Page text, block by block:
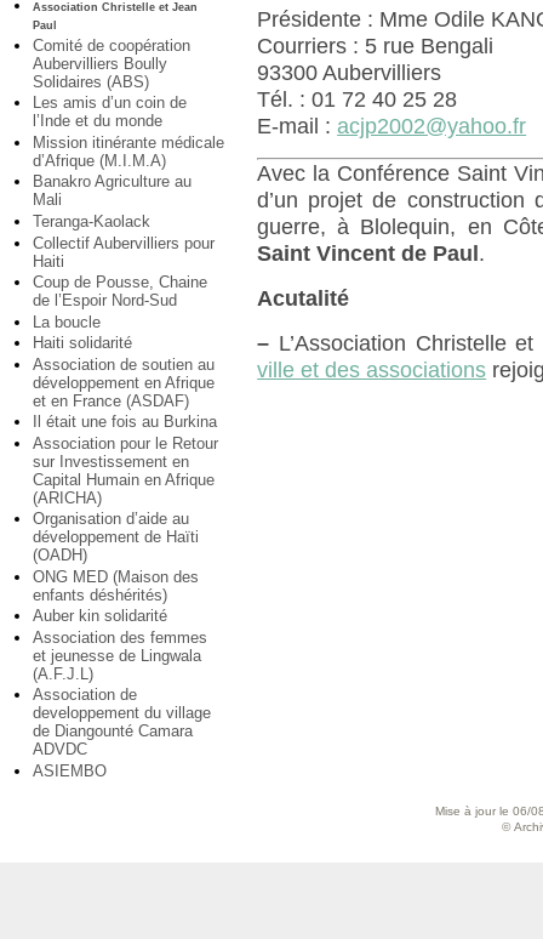
Association Christelle et Jean
Paul
Comité de coopération
Aubervilliers Boully
Solidaires (ABS)
Les amis d’un coin de
l’Inde et du monde
Mission itinérante médicale
d’Afrique (M.I.M.A)
Banakro Agriculture au
Mali
Teranga-Kaolack
Collectif Aubervilliers pour
Haiti
Coup de Pousse, Chaine
de l’Espoir Nord-Sud
La boucle
Haiti solidarité
Association de soutien au
développement en Afrique
et en France (ASDAF)
Il était une fois au Burkina
Association pour le Retour
sur Investissement en
Capital Humain en Afrique
(ARICHA)
Organisation d’aide au
développement de Haïti
(OADH)
ONG MED (Maison des
enfants déshérités)
Auber kin solidarité
Association des femmes
et jeunesse de Lingwala
(A.F.J.L)
Association de
developpement du village
de Diangounté Camara
ADVDC
ASIEMBO
Présidente : Mme Odile
Courriers : 5 rue Bengali
93300 Aubervilliers
Tél. : 01 72 40 25 28
E-mail :acjp2002@yahoo.fr
Avec la Conférence Saint
d’un projet de construction
guerre, à Blolequin, en
Saint Vincent de Paul .
Acutalité
– L’Association Christelle
ville et des associations
Mise à jour le 06/
©